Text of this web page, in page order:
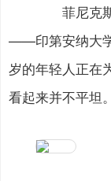
菲尼克斯
——印第安纳大
岁的年轻人正在
看起来并不平坦。